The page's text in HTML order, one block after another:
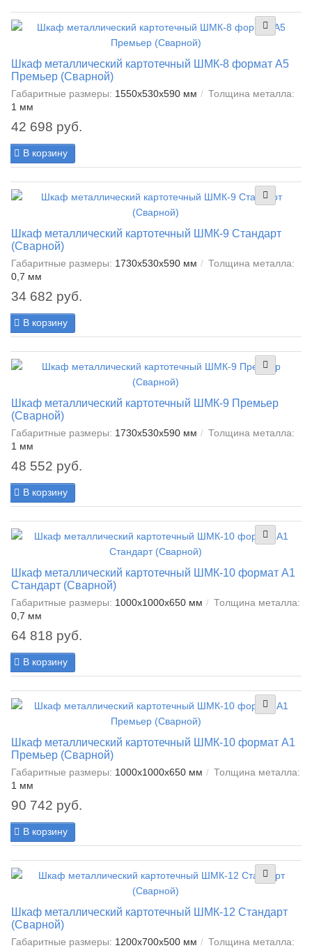
Шкаф металлический картотечный ШМК-8 формат А5
Премьер (Сварной)
Габаритные размеры: 1550x530x590 мм
Толщина металла:
1 мм
42 698 руб.
В корзину
Шкаф металлический картотечный ШМК-9 Стандарт
(Сварной)
Габаритные размеры: 1730x530x590 мм
Толщина металла:
0,7 мм
34 682 руб.
В корзину
Шкаф металлический картотечный ШМК-9 Премьер
(Сварной)
Габаритные размеры: 1730x530x590 мм
Толщина металла:
1 мм
48 552 руб.
В корзину
Шкаф металлический картотечный ШМК-10 формат А1
Стандарт (Сварной)
Габаритные размеры: 1000x1000x650 мм
Толщина металла:
0,7 мм
64 818 руб.
В корзину
Шкаф металлический картотечный ШМК-10 формат А1
Премьер (Сварной)
Габаритные размеры: 1000x1000x650 мм
Толщина металла:
1 мм
90 742 руб.
В корзину
Шкаф металлический картотечный ШМК-12 Стандарт
(Сварной)
Габаритные размеры: 1200x700x500 мм
Толщина металла: